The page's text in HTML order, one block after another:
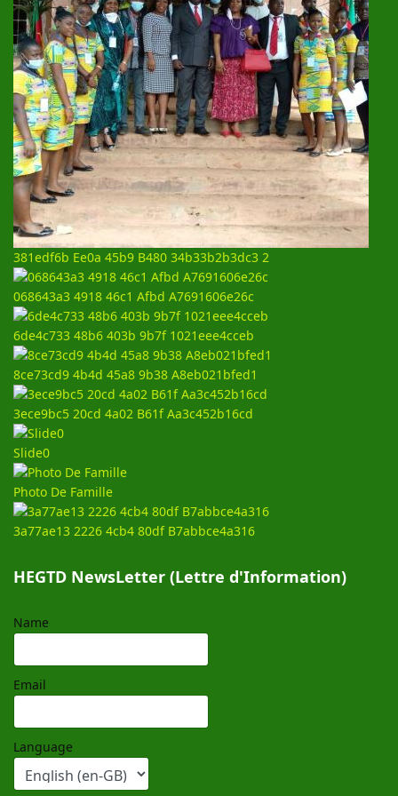
381edf6b Ee0a 45b9 B480 34b33b2b3dc3 2
068643a3 4918 46c1 Afbd A7691606e26c
6de4c733 48b6 403b 9b7f 1021eee4cceb
8ce73cd9 4b4d 45a8 9b38 A8eb021bfed1
3ece9bc5 20cd 4a02 B61f Aa3c452b16cd
Slide0
Photo De Famille
3a77ae13 2226 4cb4 80df B7abbce4a316
HEGTD NewsLetter (Lettre d'Information)
Name
Email
Language